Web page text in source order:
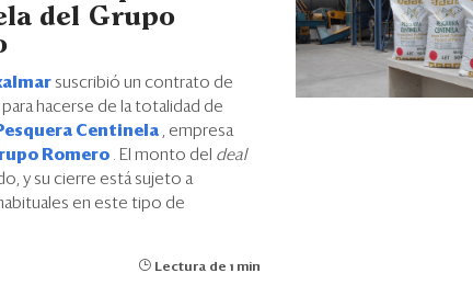
del Grupo
suscribió un contrato de
hacerse de la totalidad de
Centinela , empresa
Romero . El monto del deal
y su cierre está sujeto a
en este tipo de
Lectura de 1 min